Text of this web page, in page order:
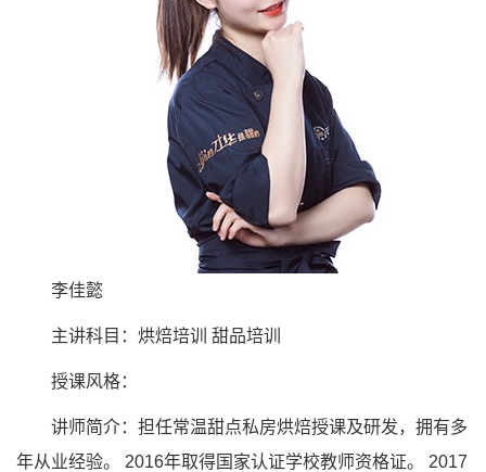
李佳懿
主讲科目：烘焙培训 甜品培训
授课风格：
讲师简介：担任常温甜点私房烘焙授课及研发，拥有多
年从业经验。 2016年取得国家认证学校教师资格证。 2017